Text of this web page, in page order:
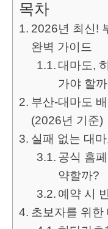
목차
2026년 최신!
완벽 가이드
대마도,
가야 할
부산-대마도
(2026년 기준)
실패 없는 대
공식 홈
약할까?
예약 시
초보자를 위한